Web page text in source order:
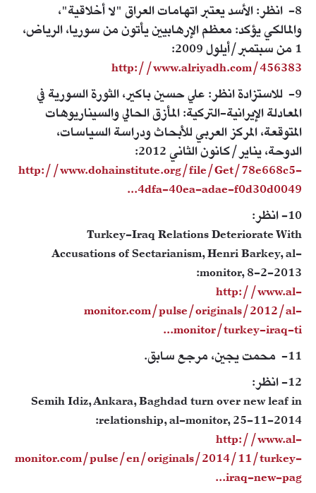
8- انظر: الأسد يعتبر اتهامات العراق "لا أخلاقية"،
والمالكي يؤكد: معظم الإرهابيين يأتون من سوريا، الرياض،
1 من سبتمبر/أيلول 2009:
http://www.alriyadh.com/456383
9- للاستزادة انظر: علي حسين باكير، الثورة السورية في
المعادلة الإيرانية-التركية: المأزق الحالي والسيناريوهات
المتوقعة، المركز العربي للأبحاث ودراسة السياسات،
الدوحة، يناير/كانون الثاني 2012:
http://www.dohainstitute.org/file/Get/78e668c5-
4dfa-40ea-adae-f0d30d0049...
10- انظر:
Turkey-Iraq Relations Deteriorate With
Accusations of Sectarianism, Henri Barkey, al-
monitor, 8-2-2013:
http://www.al-
monitor.com/pulse/originals/2012/al-
monitor/turkey-iraq-ti...
11- محمت يجين، مرجع سابق.
12- انظر:
Semih Idiz, Ankara, Baghdad turn over new leaf in
relationship, al-monitor, 25-11-2014:
http://www.al-
monitor.com/pulse/en/originals/2014/11/turkey-
iraq-new-pag...